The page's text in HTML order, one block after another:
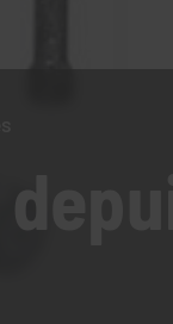
depuis